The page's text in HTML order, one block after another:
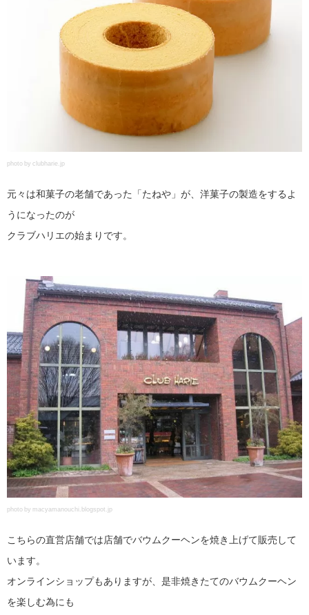
photo by clubharie.jp
元々は和菓子の老舗であった「たねや」が、洋菓子の製造をするよ
うになったのが
クラブハリエの始まりです。
photo by macyamanouchi.blogspot.jp
こちらの直営店舗では店舗でバウムクーヘンを焼き上げて販売して
います。
オンラインショップもありますが、是非焼きたてのバウムクーヘン
を楽しむ為にも